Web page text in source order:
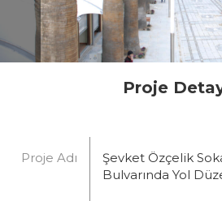
Proje
Proje Adı
Şevket Özçelik
Bulvarında Yol